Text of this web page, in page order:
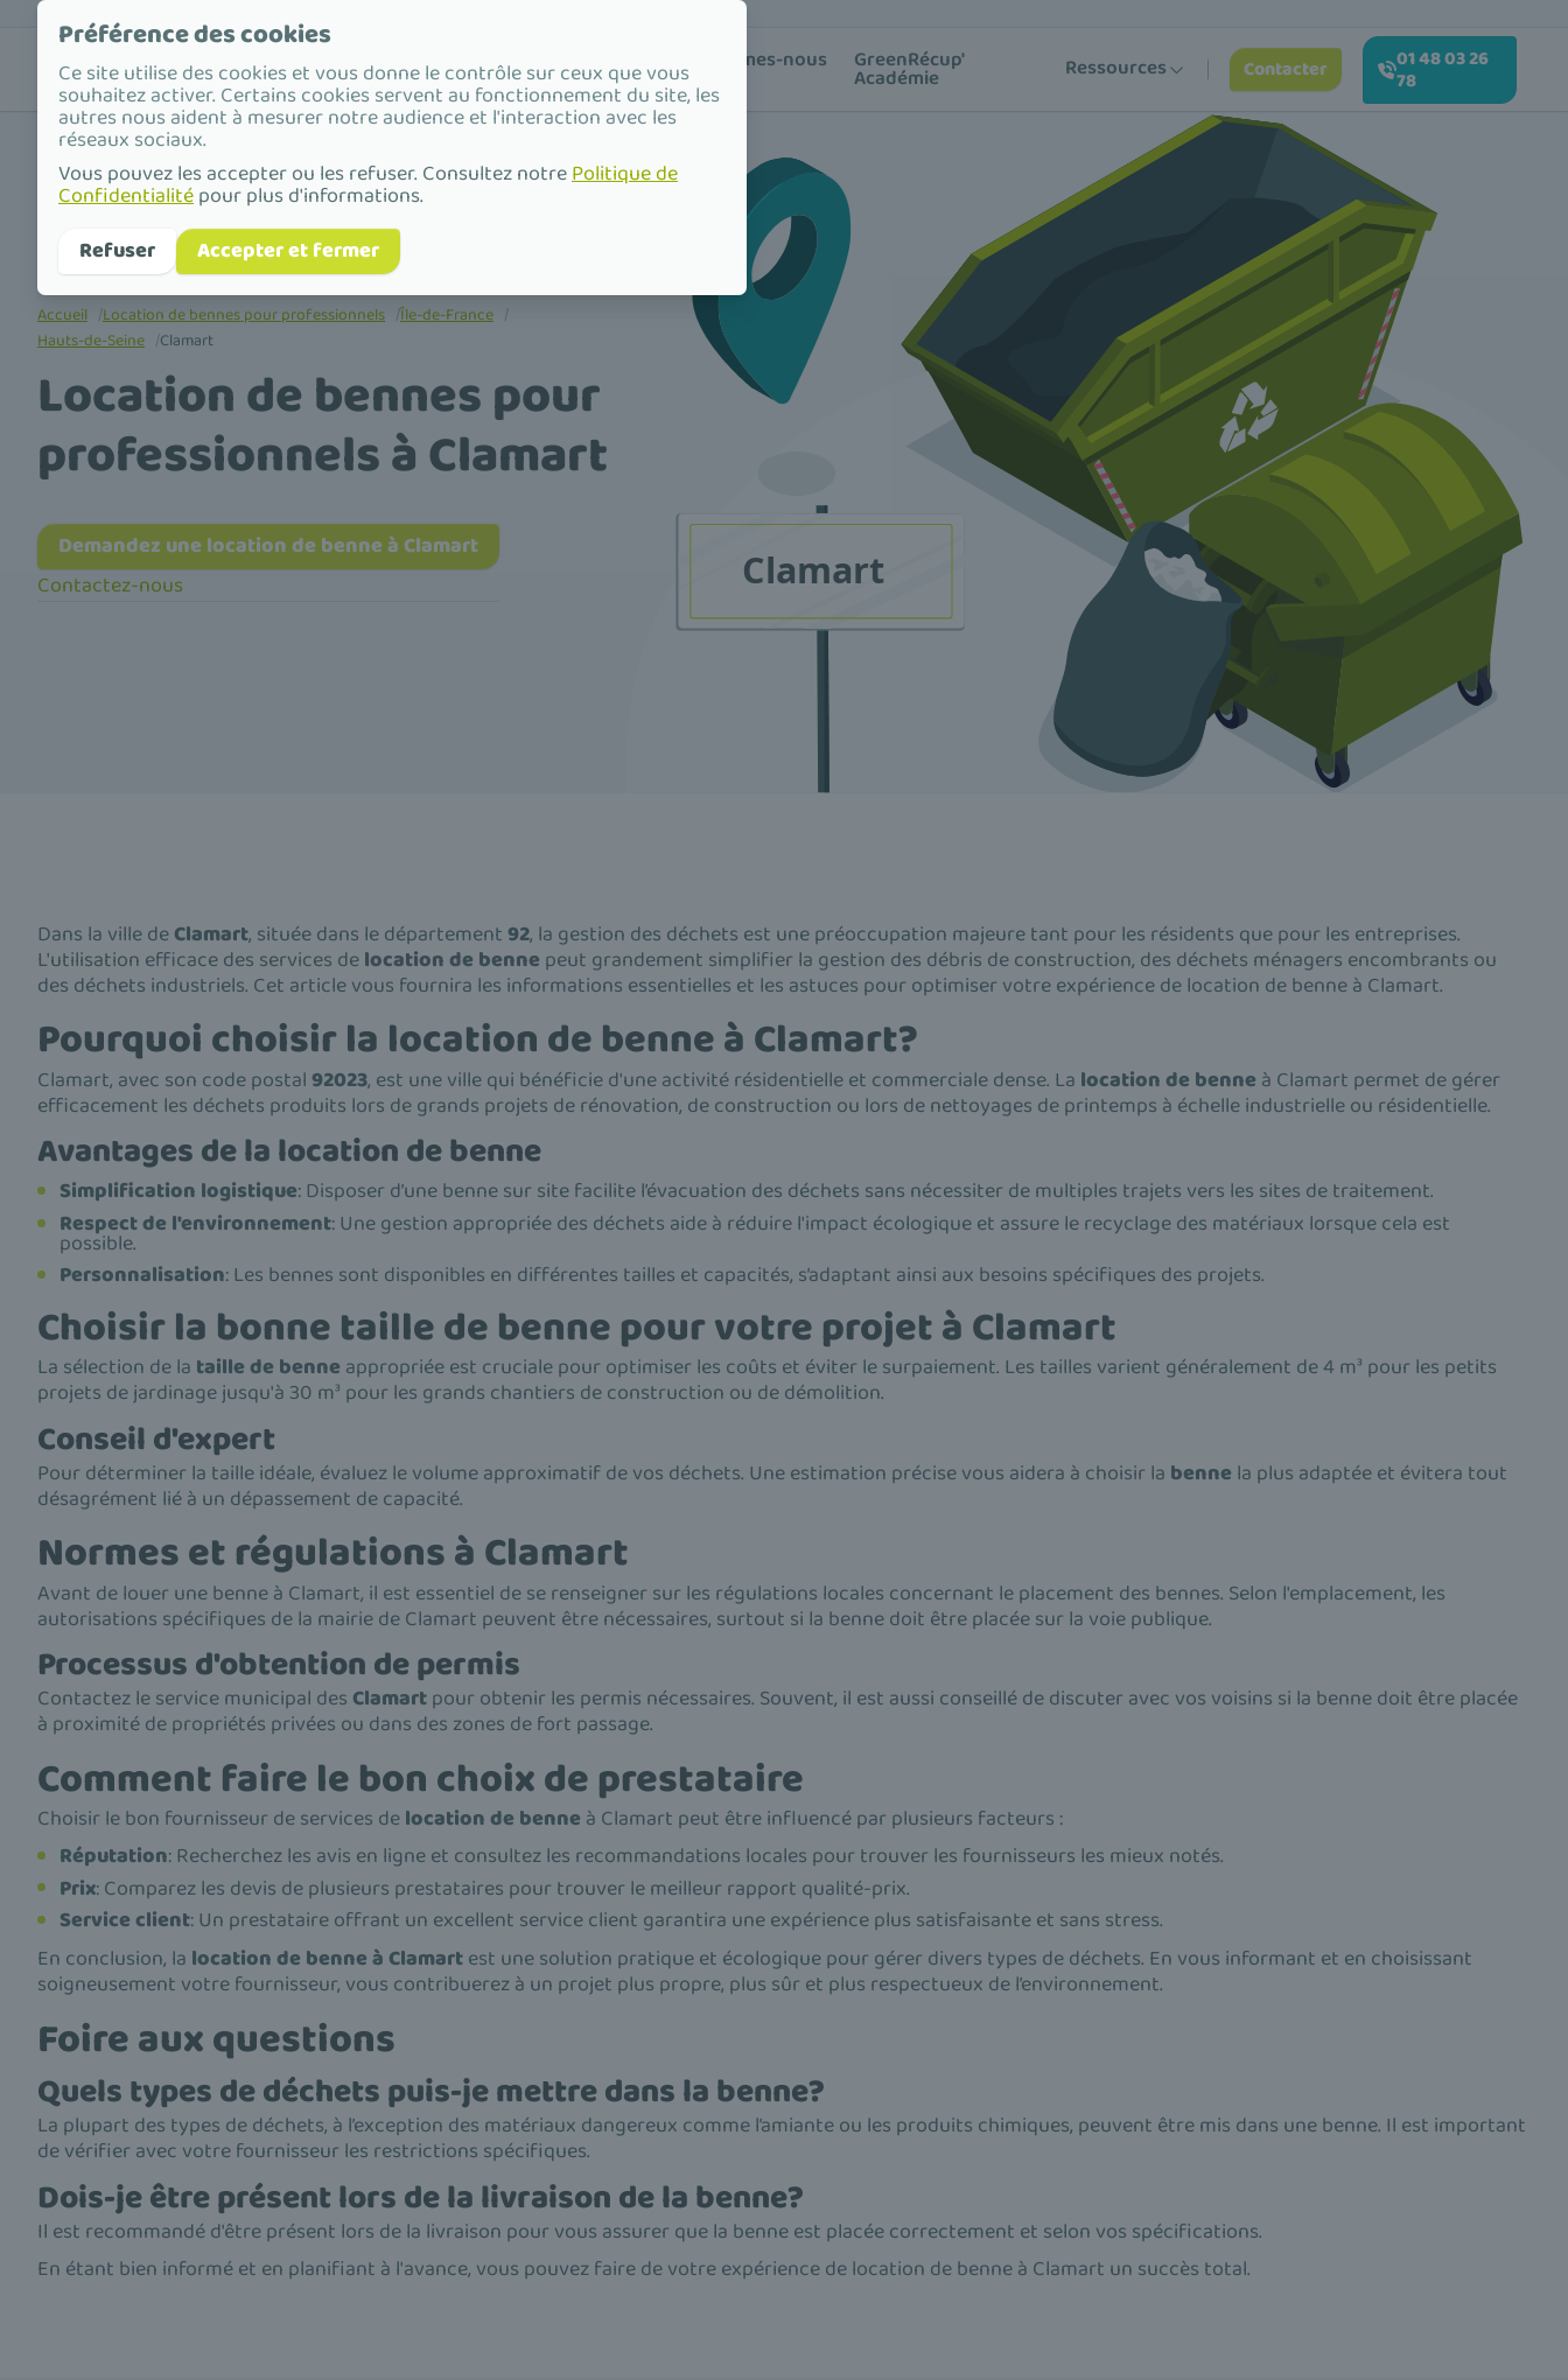
Nos
solutions
Valorisation des
déchets
Qui sommes-nous
?
GreenRécup'
Académie Ressources Contacter 01 48 03 26
78
Accueil /Location de bennes pour professionnels /Île-de-France /
Hauts-de-Seine /Clamart
Location de bennes pour
professionnels à Clamart
Demandez une location de benne à Clamart
Contactez-nous
Dans la ville deClamart, située dans le département92, la gestion des déchets est une préoccupation majeure tant pour les résidents que pour les entreprises.
L'utilisation efficace des services delocation de benne peut grandement simplifier la gestion des débris de construction, des déchets ménagers encombrants ou
des déchets industriels. Cet article vous fournira les informations essentielles et les astuces pour optimiser votre expérience de location de benne à Clamart.
Pourquoi choisir la location de benne à Clamart?
Clamart, avec son code postal92023, est une ville qui bénéficie d'une activité résidentielle et commerciale dense. La location de benne à Clamart permet de gérer
efficacement les déchets produits lors de grands projets de rénovation, de construction ou lors de nettoyages de printemps à échelle industrielle ou résidentielle.
Avantages de la location de benne
Simplification logistique: Disposer d’une benne sur site facilite l’évacuation des déchets sans nécessiter de multiples trajets vers les sites de traitement.
Respect de l'environnement: Une gestion appropriée des déchets aide à réduire l'impact écologique et assure le recyclage des matériaux lorsque cela est
possible.
Personnalisation: Les bennes sont disponibles en différentes tailles et capacités, s’adaptant ainsi aux besoins spécifiques des projets.
Choisir la bonne taille de benne pour votre projet à Clamart
La sélection de la taille de benne appropriée est cruciale pour optimiser les coûts et éviter le surpaiement. Les tailles varient généralement de 4 m³ pour les petits
projets de jardinage jusqu'à 30 m³ pour les grands chantiers de construction ou de démolition.
Conseil d'expert
Pour déterminer la taille idéale, évaluez le volume approximatif de vos déchets. Une estimation précise vous aidera à choisir la benne la plus adaptée et évitera tout
désagrément lié à un dépassement de capacité.
Normes et régulations à Clamart
Avant de louer une benne à Clamart, il est essentiel de se renseigner sur les régulations locales concernant le placement des bennes. Selon l'emplacement, les
autorisations spécifiques de la mairie de Clamart peuvent être nécessaires, surtout si la benne doit être placée sur la voie publique.
Processus d'obtention de permis
Contactez le service municipal desClamartpour obtenir les permis nécessaires. Souvent, il est aussi conseillé de discuter avec vos voisins si la benne doit être placée
à proximité de propriétés privées ou dans des zones de fort passage.
Comment faire le bon choix de prestataire
Choisir le bon fournisseur de services delocation de benne à Clamart peut être influencé par plusieurs facteurs :
Réputation: Recherchez les avis en ligne et consultez les recommandations locales pour trouver les fournisseurs les mieux notés.
Prix: Comparez les devis de plusieurs prestataires pour trouver le meilleur rapport qualité-prix.
Service client: Un prestataire offrant un excellent service client garantira une expérience plus satisfaisante et sans stress.
En conclusion, la location de benne à Clamartest une solution pratique et écologique pour gérer divers types de déchets. En vous informant et en choisissant
soigneusement votre fournisseur, vous contribuerez à un projet plus propre, plus sûr et plus respectueux de l’environnement.
Foire aux questions
Quels types de déchets puis-je mettre dans la benne?
La plupart des types de déchets, à l’exception des matériaux dangereux comme l’amiante ou les produits chimiques, peuvent être mis dans une benne. Il est important
de vérifier avec votre fournisseur les restrictions spécifiques.
Dois-je être présent lors de la livraison de la benne?
Il est recommandé d'être présent lors de la livraison pour vous assurer que la benne est placée correctement et selon vos spécifications.
En étant bien informé et en planifiant à l'avance, vous pouvez faire de votre expérience de location de benne à Clamart un succès total.
Préférence des cookies
Ce site utilise des cookies et vous donne le contrôle sur ceux que vous
souhaitez activer. Certains cookies servent au fonctionnement du site, les
autres nous aident à mesurer notre audience et l'interaction avec les
réseaux sociaux.
Vous pouvez les accepter ou les refuser. Consultez notrePolitique de
Confidentialitépour plus d'informations.
Refuser
Accepter et fermer